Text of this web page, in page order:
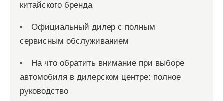
китайского бренда
Официальный дилер с полным
сервисным обслуживанием
На что обратить внимание при выборе
автомобиля в дилерском центре: полное
руководство